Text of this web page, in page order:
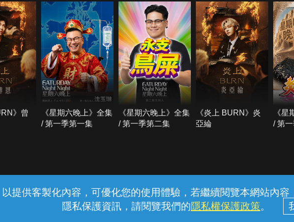
提供客製化內容，可優化您的使用體驗，若繼續閱覽本網站內
隱私保護資訊，請閱覽我們的隱私權保護政策。
》曾
《星期六晚上》全集
/ 第一季第一集
《星期六晚上》全集
/ 第一季第二集
《炎上 BURN》炎
亞綸
《星
/ 第
線上客服 服務條款 隱私權保護
中華電信股份有限公司個人家庭分公司 (統一編號：96979949) ©